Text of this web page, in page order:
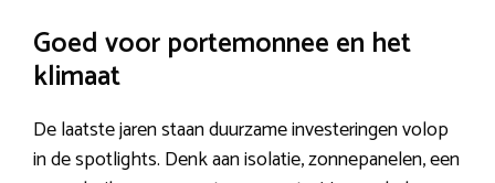
Goed voor portemonnee en het
klimaat
De laatste jaren staan duurzame investeringen volop
in de spotlights. Denk aan isolatie, zonnepanelen, een